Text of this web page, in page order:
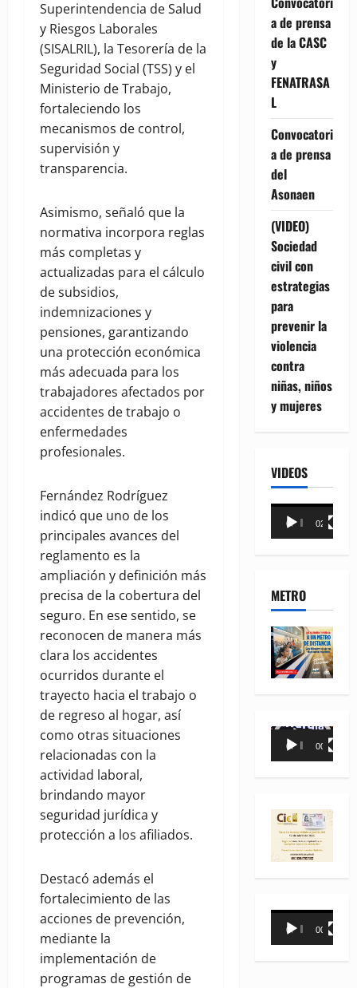
Superintendencia de Salud
y Riesgos Laborales
(SISALRIL), la Tesorería de la
Seguridad Social (TSS) y el
Ministerio de Trabajo,
fortaleciendo los
mecanismos de control,
supervisión y
transparencia.
Asimismo, señaló que la
normativa incorpora reglas
más completas y
actualizadas para el cálculo
de subsidios,
indemnizaciones y
pensiones, garantizando
una protección económica
más adecuada para los
trabajadores afectados por
accidentes de trabajo o
enfermedades
profesionales.
Fernández Rodríguez
indicó que uno de los
principales avances del
reglamento es la
ampliación y definición más
precisa de la cobertura del
seguro. En ese sentido, se
reconocen de manera más
clara los accidentes
ocurridos durante el
trayecto hacia el trabajo o
de regreso al hogar, así
como otras situaciones
relacionadas con la
actividad laboral,
brindando mayor
seguridad jurídica y
protección a los afiliados.
Destacó además el
fortalecimiento de las
acciones de prevención,
mediante la
implementación de
programas de gestión de
a de prensa
de la CASC
y
FENATRASA
L
Convocatori
a de prensa
del
Asonaen
(VIDEO)
Sociedad
civil con
estrategias
para
prevenir la
violencia
contra
niñas, niños
y mujeres
VIDEOS
Reproductor
00:00 02:18
METRO
Reproductor
00:00 00:35
Reproductor
00:00 00:31